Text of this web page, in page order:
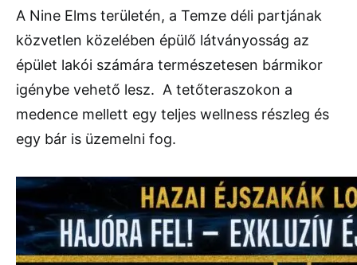
A Nine Elms területén, a Temze déli partjának
közvetlen közelében épülő látványosság az
épület lakói számára természetesen bármikor
igénybe vehető lesz. A tetőteraszokon a
medence mellett egy teljes wellness részleg és
egy bár is üzemelni fog.